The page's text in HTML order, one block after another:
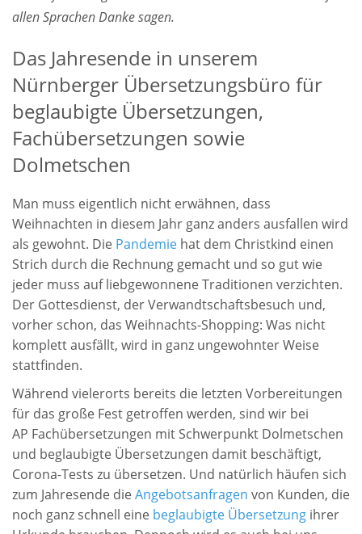
allen Sprachen Danke sagen.
Das Jahresende in unserem
Nürnberger Übersetzungsbüro für
beglaubigte Übersetzungen,
Fachübersetzungen sowie
Dolmetschen
Man muss eigentlich nicht erwähnen, dass
Weihnachten in diesem Jahr ganz anders ausfallen wird
als gewohnt. Die Pandemie hat dem Christkind einen
Strich durch die Rechnung gemacht und so gut wie
jeder muss auf liebgewonnene Traditionen verzichten.
Der Gottesdienst, der Verwandtschaftsbesuch und,
vorher schon, das Weihnachts-Shopping: Was nicht
komplett ausfällt, wird in ganz ungewohnter Weise
stattfinden.
Während vielerorts bereits die letzten Vorbereitungen
für das große Fest getroffen werden, sind wir bei
AP Fachübersetzungen mit Schwerpunkt Dolmetschen
und beglaubigte Übersetzungen damit beschäftigt,
Corona-Tests zu übersetzen. Und natürlich häufen sich
zum Jahresende dieAngebotsanfragen von Kunden, die
noch ganz schnell eine beglaubigte Übersetzung ihrer